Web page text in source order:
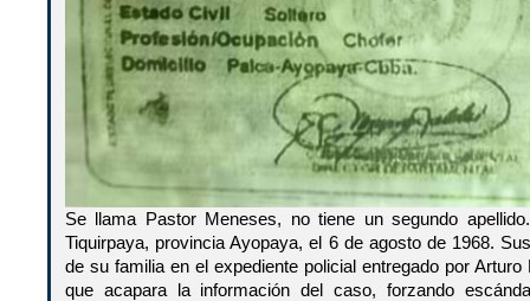
Se llama Pastor Meneses, no tiene un segundo
Tiquirpaya, provincia Ayopaya, el 6 de agosto de 1968.
de su familia en el expediente policial entregado por
que acapara la información del caso, forzando